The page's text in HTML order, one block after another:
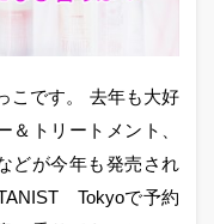
こです。 去年も大好
トリートメント、
どが今年も発売され
Tokyoで予約